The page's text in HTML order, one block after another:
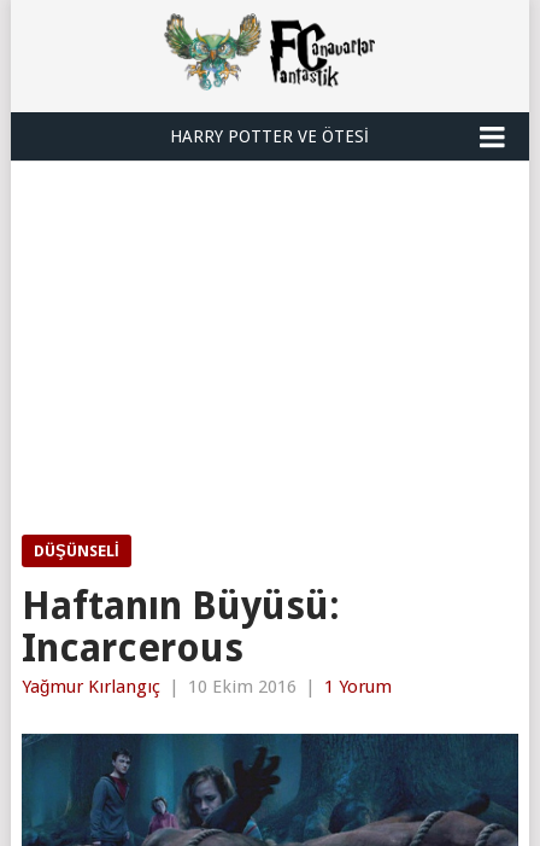
HARRY POTTER VE ÖTESI
DÜŞÜNSELI
Haftanın Büyüsü:
Incarcerous
Yağmur Kırlangıç | 10 Ekim 2016 | 1 Yorum